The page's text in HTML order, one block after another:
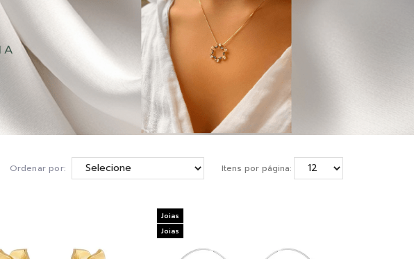
Ordenar por: Itens por página:
Joias
Joias